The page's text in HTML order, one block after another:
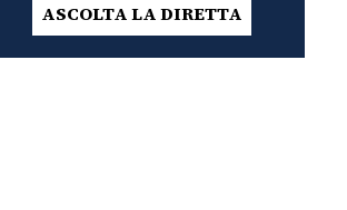
ASCOLTA LA DIRETTA